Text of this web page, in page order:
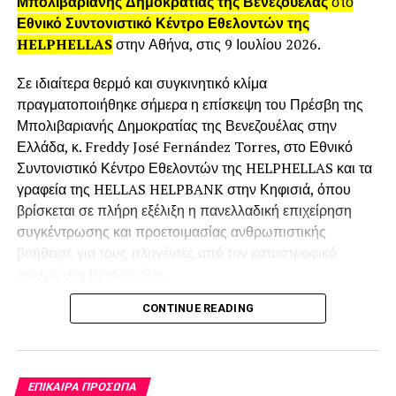
είναι και η αλλαγή των διατροφικών τους συνήθειων. Ως
Έλληνες έχουμε καταφέρει να διατηρήσουμε ποιοτική
ελληνικό γιαούρτι, σε αντίθεση με το φαγητό τύπου junk
food που επικρατεί γενικά στην Ευρώπη. Είναι σχεδόν
σοκαριστικό ότι ο μέσος Ελβετός δεν καταναλώνει
καθόλου όσπρια, αλλά και τόσο συναρπαστικό όταν σε
διάφορα φεστιβάλ στα οποία συμμετέχουμε τους
παροτρύνουμε να τα δοκιμάσουν και εισπράττουμε τον
ενθουσιασμό τους .
Ελληνικές Εταιρείες…
-Με την ευκαιρία μιλήστε μας λίγο για την εταιρία σας:
Εθνικό Συντονιστικό Κέντρο Εθελοντών της
HELPHELLASστην Αθήνα, στις 9 Ιουλίου 2026.
Σε ιδιαίτερα θερμό και συγκινητικό κλίμα
πραγματοποιήθηκε σήμερα η επίσκεψη του Πρέσβη της
Μπολιβαριανής Δημοκρατίας της Βενεζουέλας στην
Ελλάδα, κ. Freddy José Fernández Torres, στο Εθνικό
Συντονιστικό Κέντρο Εθελοντών της HELPHELLAS και τα
γραφεία της HELLAS HELPBANK στην Κηφισιά, όπου
βρίσκεται σε πλήρη εξέλιξη η πανελλαδική επιχείρηση
συγκέντρωσης και προετοιμασίας ανθρωπιστικής
βοήθειας για τους πληγέντες από τον καταστροφικό
Τον Πρέσβη υποδέχθηκε ο Πρόεδρος της
Γαμπιεράκης μαζί με την Αντιπρόεδρο Αντιγόνη
Ωραιοπούλου, μαζί με εθελοντές, συνεργάτες,
CONTINUE READING
ΕΠΊΚΑΙΡΑ ΠΡΌΣΩΠΑ